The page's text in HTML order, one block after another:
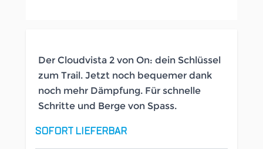
Der Cloudvista 2 von On: dein Schlüssel
zum Trail. Jetzt noch bequemer dank
noch mehr Dämpfung. Für schnelle
Schritte und Berge von Spass.
SOFORT LIEFERBAR